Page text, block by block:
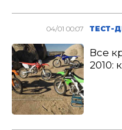
04/01 00:07 ТЕСТ-
Все
2010: